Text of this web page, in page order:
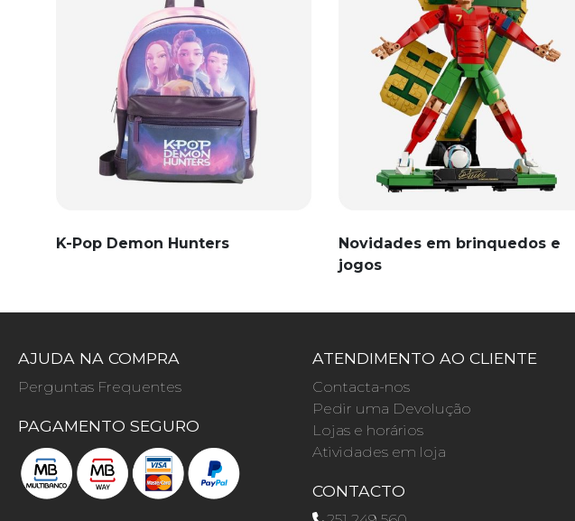
K-Pop Demon Hunters
Novidades em brinquedos e
jogos
AJUDA NA COMPRA
Perguntas Frequentes
PAGAMENTO SEGURO
ATENDIMENTO AO CLIENTE
Contacta-nos
Pedir uma Devolução
Lojas e horários
Atividades em loja
CONTACTO